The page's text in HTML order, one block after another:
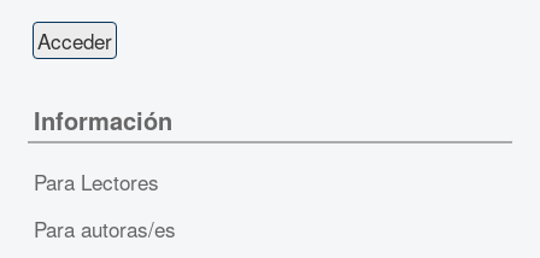
Información
Para Lectores
Para autoras/es